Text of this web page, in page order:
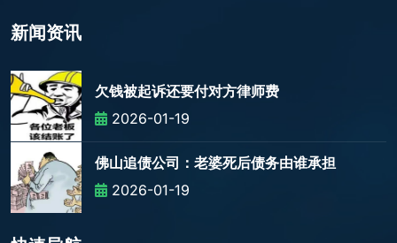
新闻资讯
欠钱被起诉还要付对方律师费
2026-01-19
佛山追债公司：老婆死后债务由谁承担
2026-01-19